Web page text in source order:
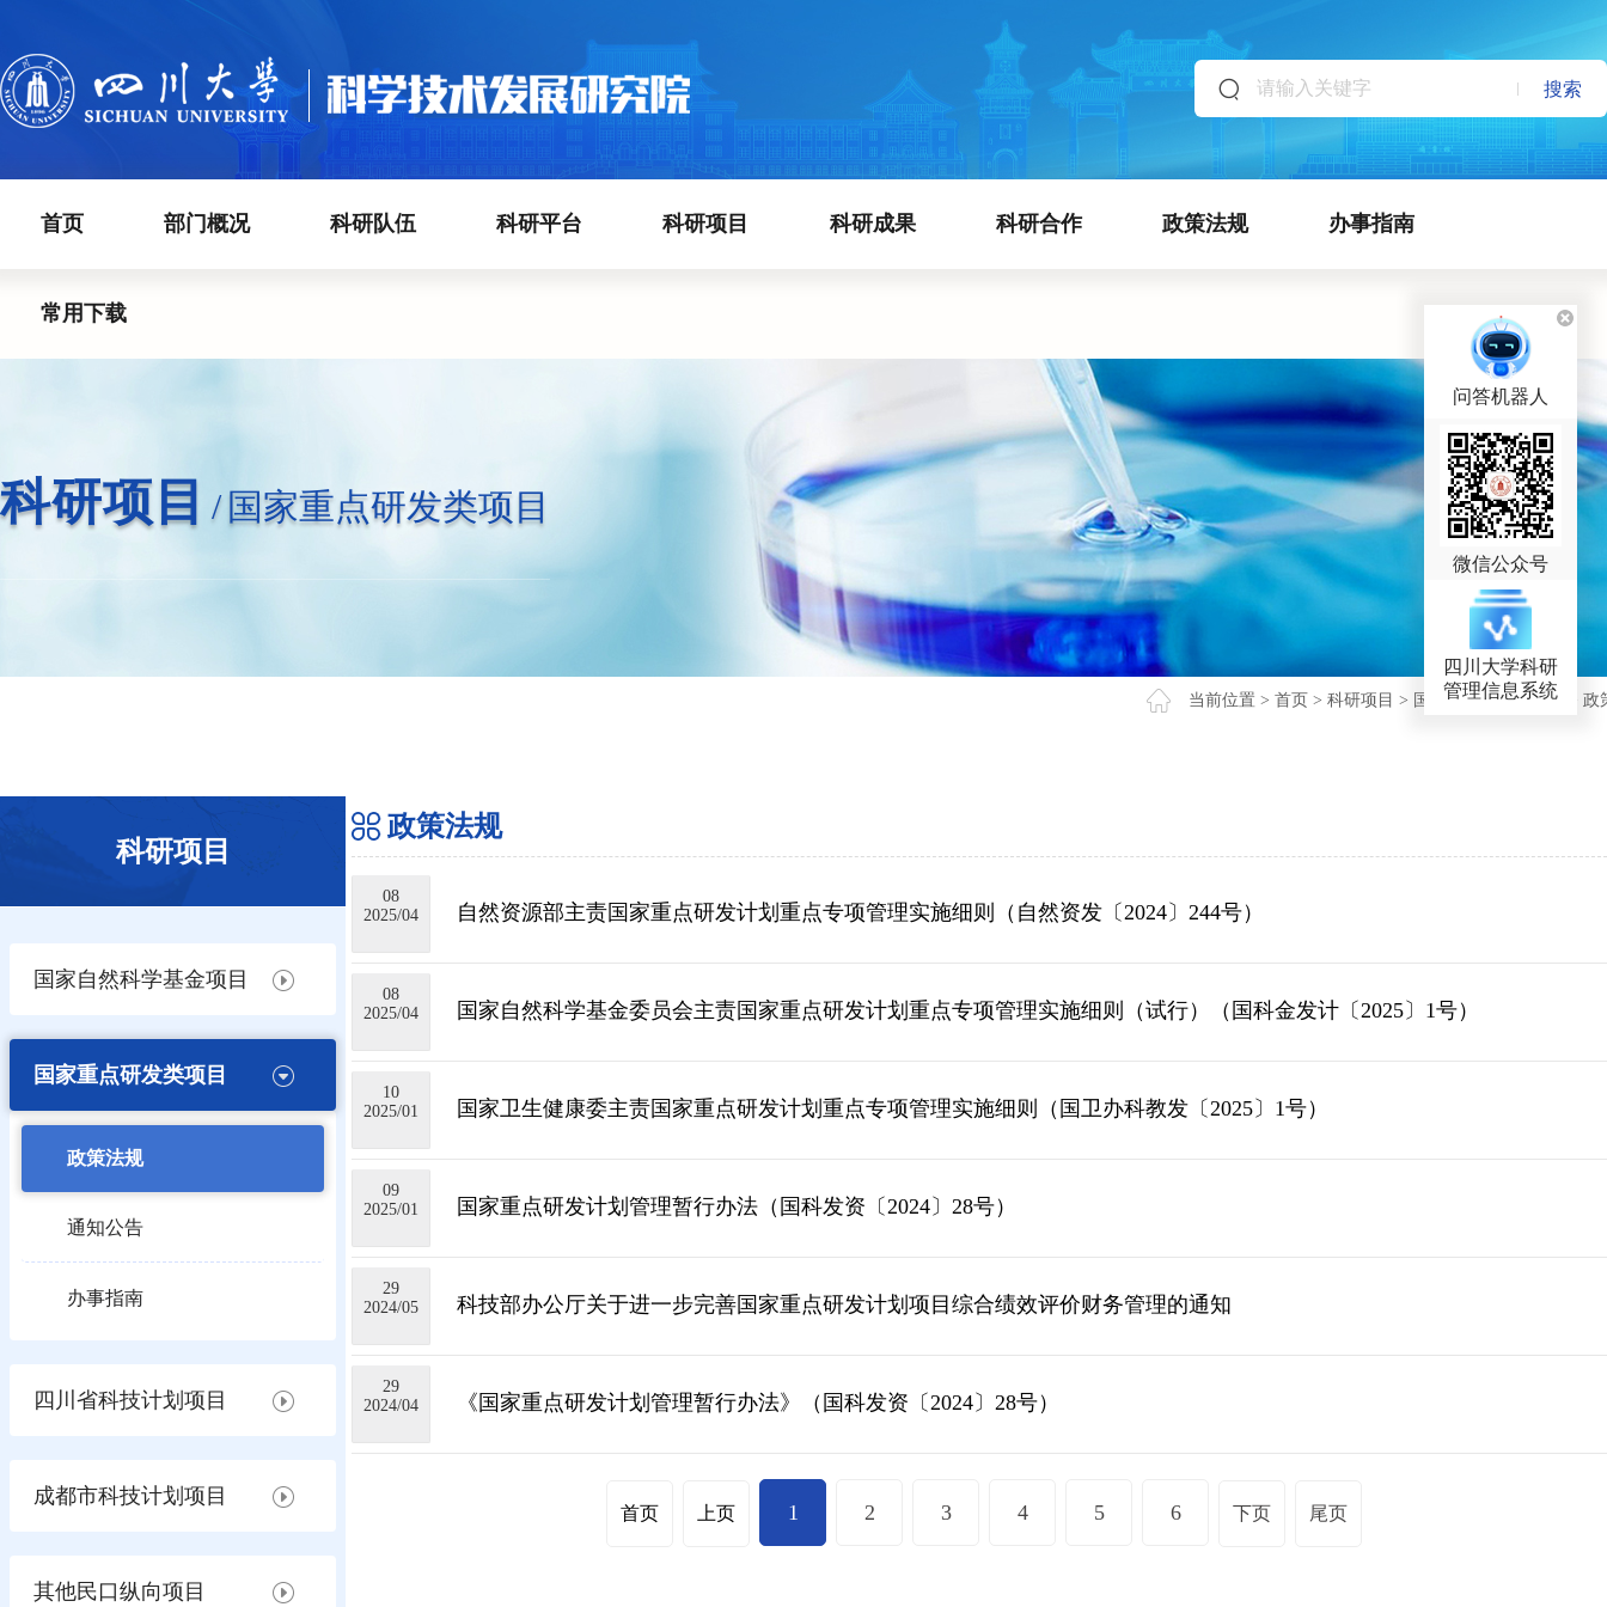
搜索
首页 部门概况 科研队伍 科研平台 科研项目 科研成果 科研合作 政策法规 办事指南
常用下载
科研项目 / 国家重点研发类项目
当前位置 > 首页 > 科研项目 > 国家重点研发类项目 政
科研项目
国家自然科学基金项目
国家重点研发类项目
政策法规
通知公告
办事指南
四川省科技计划项目
成都市科技计划项目
其他民口纵向项目
政策法规
08
2025/04
自然资源部主责国家重点研发计划重点专项管理实施细则（自然资发〔2024〕244号）
08
2025/04
国家自然科学基金委员会主责国家重点研发计划重点专项管理实施细则（试行）（国科金发计〔2025〕1号）
10
2025/01
国家卫生健康委主责国家重点研发计划重点专项管理实施细则（国卫办科教发〔2025〕1号）
09
2025/01
国家重点研发计划管理暂行办法（国科发资〔2024〕28号）
29
2024/05
科技部办公厅关于进一步完善国家重点研发计划项目综合绩效评价财务管理的通知
29
2024/04
《国家重点研发计划管理暂行办法》（国科发资〔2024〕28号）
首页 上页 1 2 3 4 5 6 下页 尾页
问答机器人
微信公众号
四川大学科研
管理信息系统